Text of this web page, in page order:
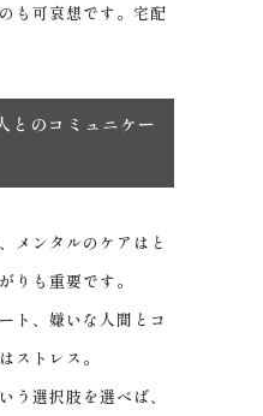
も可哀想です。宅配
とのコミュニケー
メンタルのケアはと
りも重要です。
ト、嫌いな人間とコ
ストレス。
う選択肢を選べば、